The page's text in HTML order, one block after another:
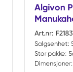
Algivon
Art.nr:
Salgsenhet:
Stor pakke:
Dimensjoner: